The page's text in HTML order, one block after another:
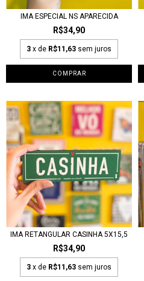
IMA ESPECIAL NS APARECIDA
R$34,90
3 x de R$11,63 sem juros
IMA RETANGULAR CASINHA 5X15,5
R$34,90
3 x de R$11,63 sem juros